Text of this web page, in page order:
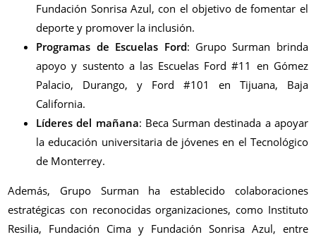
Fundación Sonrisa Azul, con el objetivo de fomentar el
deporte y promover la inclusión.
Programas de Escuelas Ford: Grupo Surman brinda
apoyo y sustento a las Escuelas Ford #11 en Gómez
Palacio, Durango, y Ford #101 en Tijuana, Baja
California.
Líderes del mañana: Beca Surman destinada a apoyar
la educación universitaria de jóvenes en el Tecnológico
de Monterrey.
Además, Grupo Surman ha establecido colaboraciones
estratégicas con reconocidas organizaciones, como Instituto
Resilia, Fundación Cima y Fundación Sonrisa Azul, entre